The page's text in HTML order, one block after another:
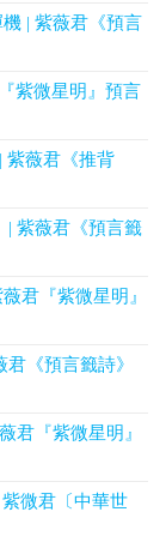
| 紫薇君《預言
紫微星明』預言
紫薇君《推背
| 紫薇君《預言籤
君『紫微星明』
《預言籤詩》
君『紫微星明』
微君〔中華世